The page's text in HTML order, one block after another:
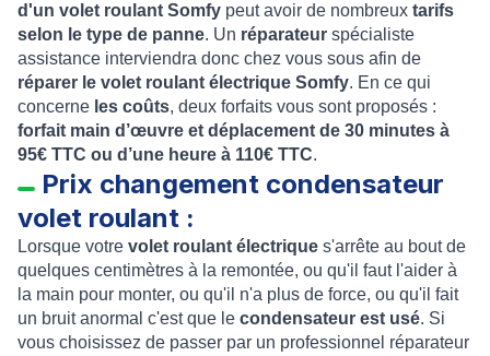
d'un volet roulant Somfy peut avoir de nombreux tarifs
selon le type de panne. Un réparateur spécialiste
assistance interviendra donc chez vous sous afin de
réparer le volet roulant électrique Somfy. En ce qui
concerne les coûts, deux forfaits vous sont proposés :
forfait main d’œuvre et déplacement de 30 minutes à
95€ TTC ou d’une heure à 110€ TTC.
Prix changement condensateur
volet roulant :
Lorsque votre volet roulant électrique s'arrête au bout de
quelques centimètres à la remontée, ou qu'il faut l'aider à
la main pour monter, ou qu'il n'a plus de force, ou qu'il fait
un bruit anormal c'est que le condensateur est usé. Si
vous choisissez de passer par un professionnel réparateur